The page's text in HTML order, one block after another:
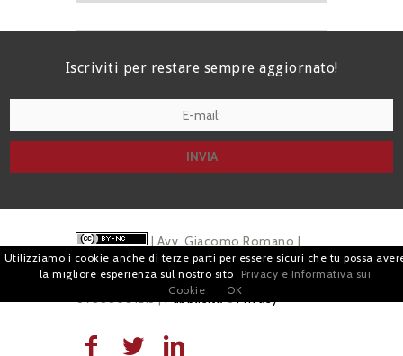
Iscriviti per restare sempre aggiornato!
| Avv. Giacomo Romano |
Piazza di Campitelli, 2 - 00186 Roma | P.I.
07880501213 |PubblicitàePrivacy
Utilizziamo i cookie anche di terze parti per essere sicuri che tu possa
la migliore esperienza sul nostro sito
Privacy e Informativa sui
Cookie
OK